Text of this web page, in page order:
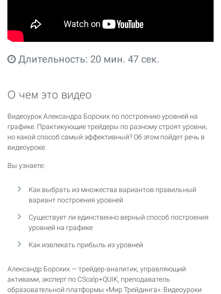
Длительность: 20 мин. 47 сек.
О чем это видео
Видеоурок Александра Борских по построению уровней на
графике. Практикующие трейдеры по разному строят уровни,
но какой способ самый эффективный? Об этом пойдет речь в
видеоуроке.
Вы узнаете:
Как выбрать из множества вариантов правильный
вариант построения уровней
Существует ли единственно верный способ построения
уровней на графике
Как извлекать прибыль из уровней
Александр Борских — трейдер-аналитик, управляющий
активами, эксперт по CScalp+QUIK, преподаватель
образовательной платформы «Мир Трейдинга». Видеоуроки